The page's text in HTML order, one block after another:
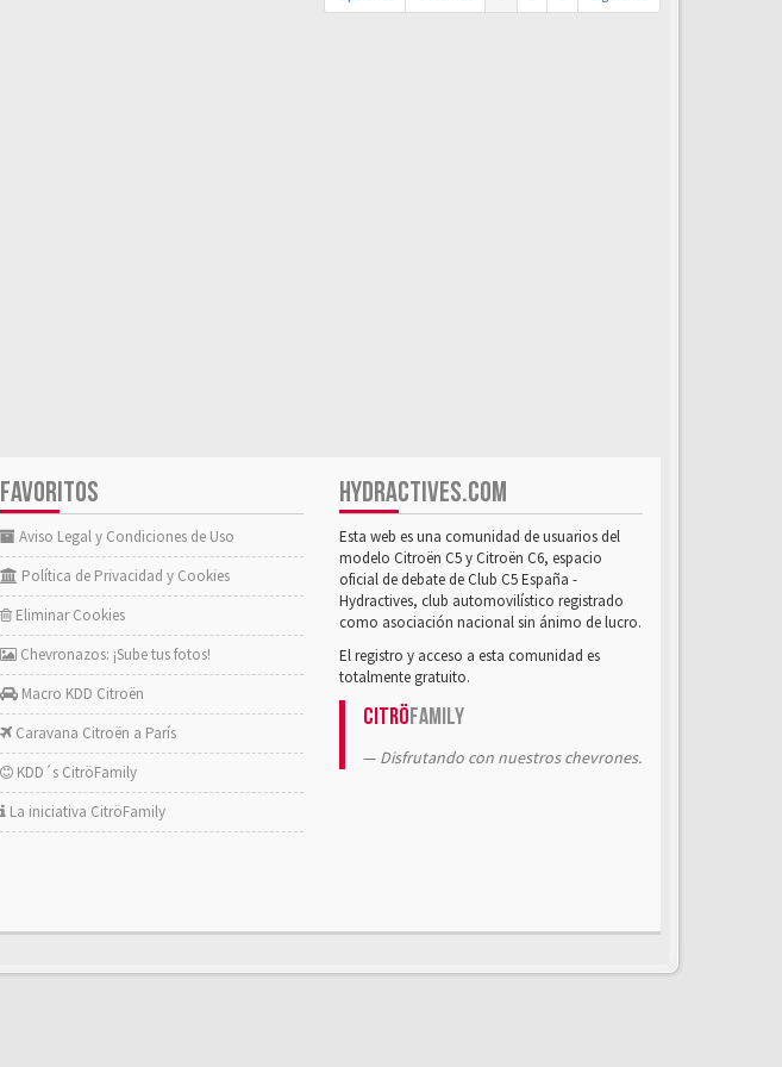
FAVORITOS
Aviso Legal y Condiciones de Uso
Política de Privacidad y Cookies
Eliminar Cookies
Chevronazos: ¡Sube tus fotos!
Macro KDD Citroën
Caravana Citroën a París
KDD´s CitröFamily
La iniciativa CitröFamily
HYDRACTIVES.COM
Esta web es una comunidad de usuarios del
modelo Citroën C5 y Citroën C6, espacio
oficial de debate de Club C5 España -
Hydractives, club automovilístico registrado
como asociación nacional sin ánimo de lucro.
El registro y acceso a esta comunidad es
totalmente gratuito.
CitröFamily
Disfrutando con nuestros chevrones.